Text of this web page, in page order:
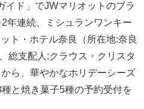
イド」でJWマリオットのブラ
年連続、ミシュランワンキー
ト・ホテル奈良（所在地:奈良
総支配人:クラウス・クリスタ
ら、華やかなホリデーシーズ
と焼き菓子5種の予約受付を